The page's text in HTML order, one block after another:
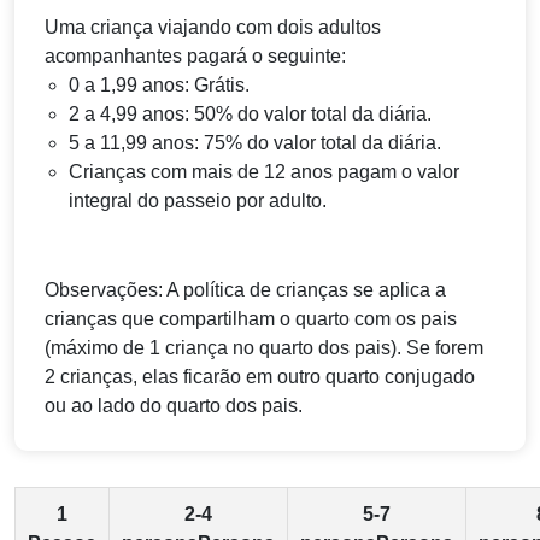
Uma criança viajando com dois adultos
acompanhantes pagará o seguinte:
0 a 1,99 anos: Grátis.
2 a 4,99 anos: 50% do valor total da diária.
5 a 11,99 anos: 75% do valor total da diária.
Crianças com mais de 12 anos pagam o valor
integral do passeio por adulto.
Observações: A política de crianças se aplica a
crianças que compartilham o quarto com os pais
(máximo de 1 criança no quarto dos pais). Se forem
2 crianças, elas ficarão em outro quarto conjugado
ou ao lado do quarto dos pais.
1
2-4
5-7